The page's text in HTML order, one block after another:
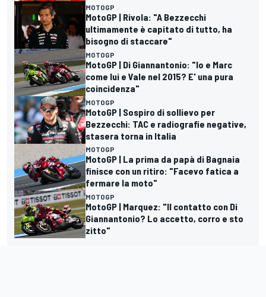
MOTOGP
MotoGP | Rivola: "A Bezzecchi
ultimamente è capitato di tutto, ha
bisogno di staccare"
MOTOGP
MotoGP | Di Giannantonio: "Io e Marc
come lui e Vale nel 2015? E' una pura
coincidenza"
MOTOGP
MotoGP | Sospiro di sollievo per
Bezzecchi: TAC e radiografie negative,
stasera torna in Italia
MOTOGP
MotoGP | La prima da papà di Bagnaia
finisce con un ritiro: "Facevo fatica a
fermare la moto"
MOTOGP
MotoGP | Marquez: "Il contatto con Di
Giannantonio? Lo accetto, corro e sto
zitto"